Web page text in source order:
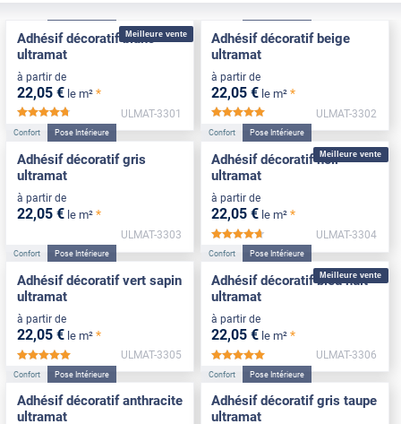
Meilleure vente
Adhésif décoratif blanc
ultramat
à partir de
22,05 € le m² *
*****
ULMAT-3301
Adhésif décoratif beige
ultramat
à partir de
22,05 € le m² *
ULMAT-3302
Confort Pose Intérieure
Adhésif décoratif gris
ultramat
à partir de
22,05 € le m² *
ULMAT-3303
Meilleure vente
Confort Pose Intérieure
Adhésif décoratif noir
ultramat
à partir de
22,05 € le m² *
*****
ULMAT-3304
Confort Pose Intérieure
Adhésif décoratif vert sapin
ultramat
à partir de
22,05 € le m² *
*****
ULMAT-3305
Meilleure vente
Confort Pose Intérieure
Adhésif décoratif bleu nuit
ultramat
à partir de
22,05 € le m² *
ULMAT-3306
Confort Pose Intérieure
Adhésif décoratif anthracite
ultramat
Confort Pose Intérieure
Adhésif décoratif gris taupe
ultramat